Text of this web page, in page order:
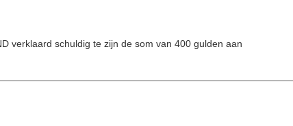
verklaard schuldig te zijn de som van 400 gulden aan